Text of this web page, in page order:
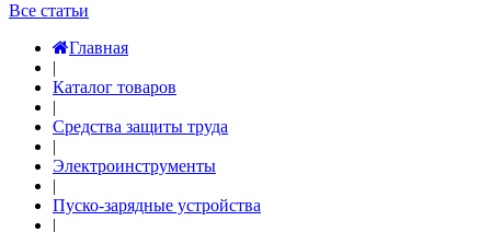
Все статьи
Главная
|
Каталог товаров
|
Средства защиты труда
|
Электроинструменты
|
Пуско-зарядные устройства
|